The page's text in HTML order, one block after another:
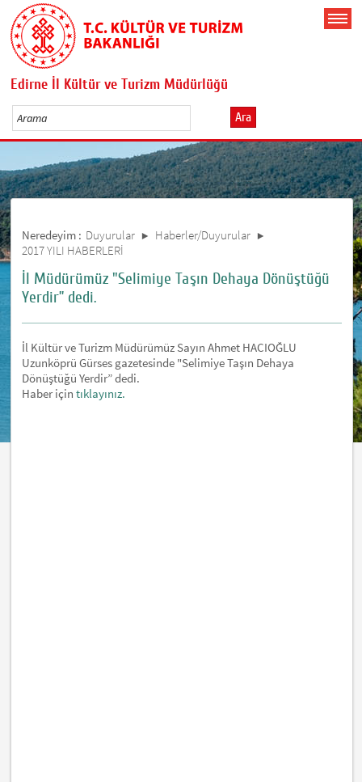
Edirne İl Kültür ve Turizm Müdürlüğü
Ara
Neredeyim : Duyurular
Haberler/Duyurular
2017 YILI HABERLERİ
İl Müdürümüz "Selimiye Taşın Dehaya Dönüştüğü
Yerdir” dedi.
İl Kültür ve Turizm Müdürümüz Sayın Ahmet HACIOĞLU
Uzunköprü Gürses gazetesinde "Selimiye Taşın Dehaya
Dönüştüğü Yerdir” dedi.
Haber içintıklayınız.